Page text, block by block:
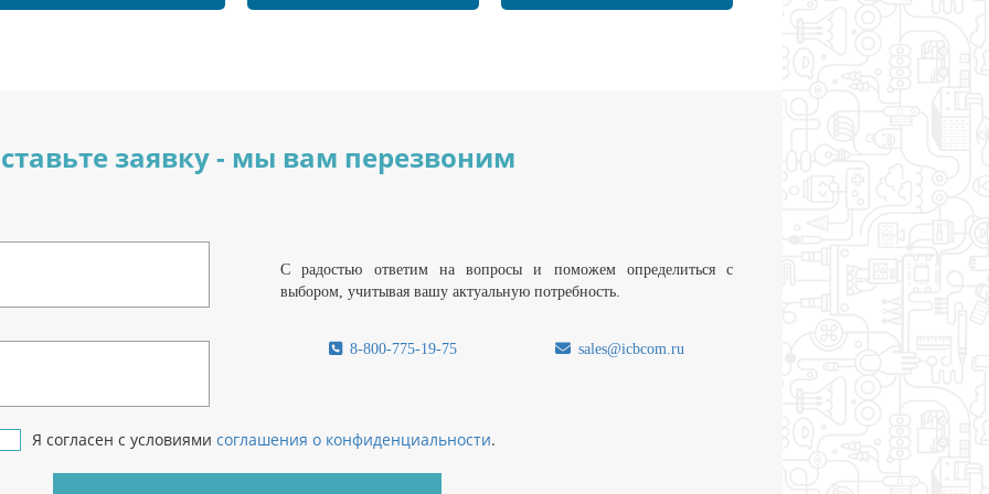
заявку - мы вам перезвоним
С радостью ответим на вопросы и поможем определиться с
выбором, учитывая вашу актуальную потребность.
8-800-775-19-75 sales@icbcom.ru
Я согласен с условиями соглашения о конфиденциальности.